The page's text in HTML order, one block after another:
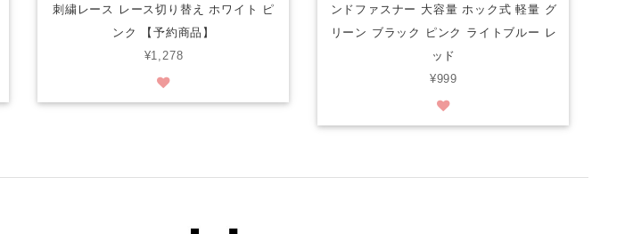
刺繍レース レース切り替え ホワイト ピ
ンク 【予約商品】
¥1,278
ンドファスナー 大容量 ホック式 軽量 グ
リーン ブラック ピンク ライトブルー レ
ッド
¥999